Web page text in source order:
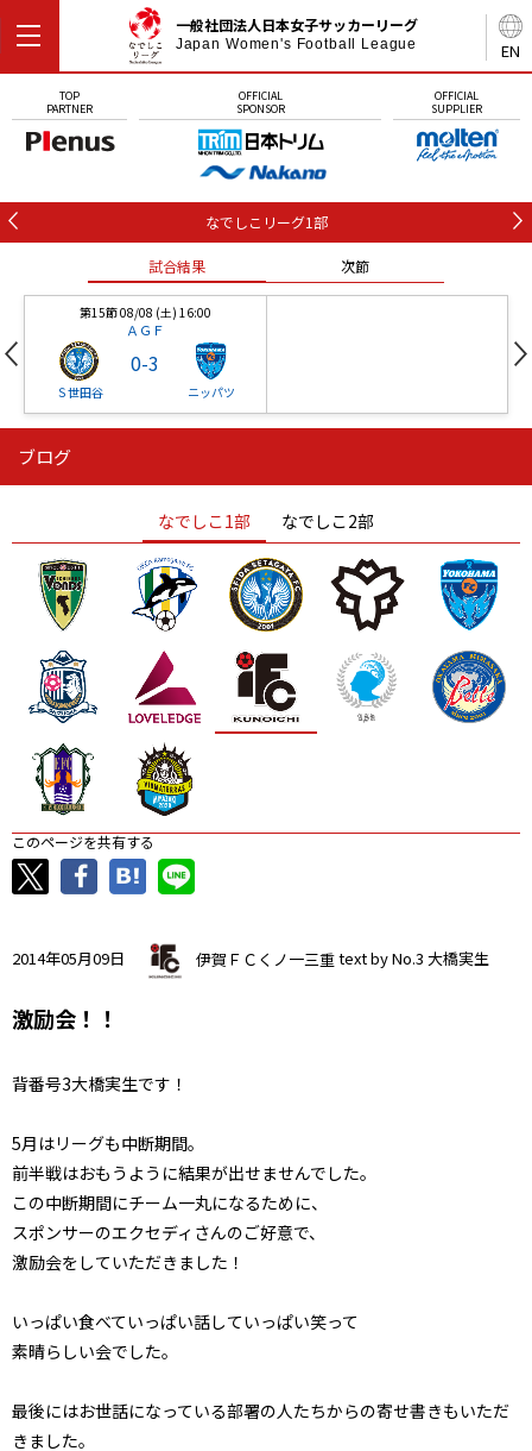
EN
一般社団法人日本女子サッカーリーグ
Japan Women's Football League
TOP
PARTNER
OFFICIAL
SPONSOR
OFFICIAL
SUPPLIER
なでしこリーグ1部
試合結果 次節
第15節 08/08 (土) 16:00
ＡＧＦ
Ｓ世田谷
0-3
ニッパツ
ニッパツ
ニッパツ 名古屋
石人の星
静岡 愛媛Ｌ
ブログ
なでしこ1部 なでしこ2部
このページを共有する
2014年05月09日 伊賀ＦＣくノ一三重text by No.3 大橋実生
激励会！！
背番号3大橋実生です！
5月はリーグも中断期間。
前半戦はおもうように結果が出せませんでした。
この中断期間にチーム一丸になるために、
スポンサーのエクセディさんのご好意で、
激励会をしていただきました！
いっぱい食べていっぱい話していっぱい笑って
素晴らしい会でした。
最後にはお世話になっている部署の人たちからの寄せ書きもいただ
きました。